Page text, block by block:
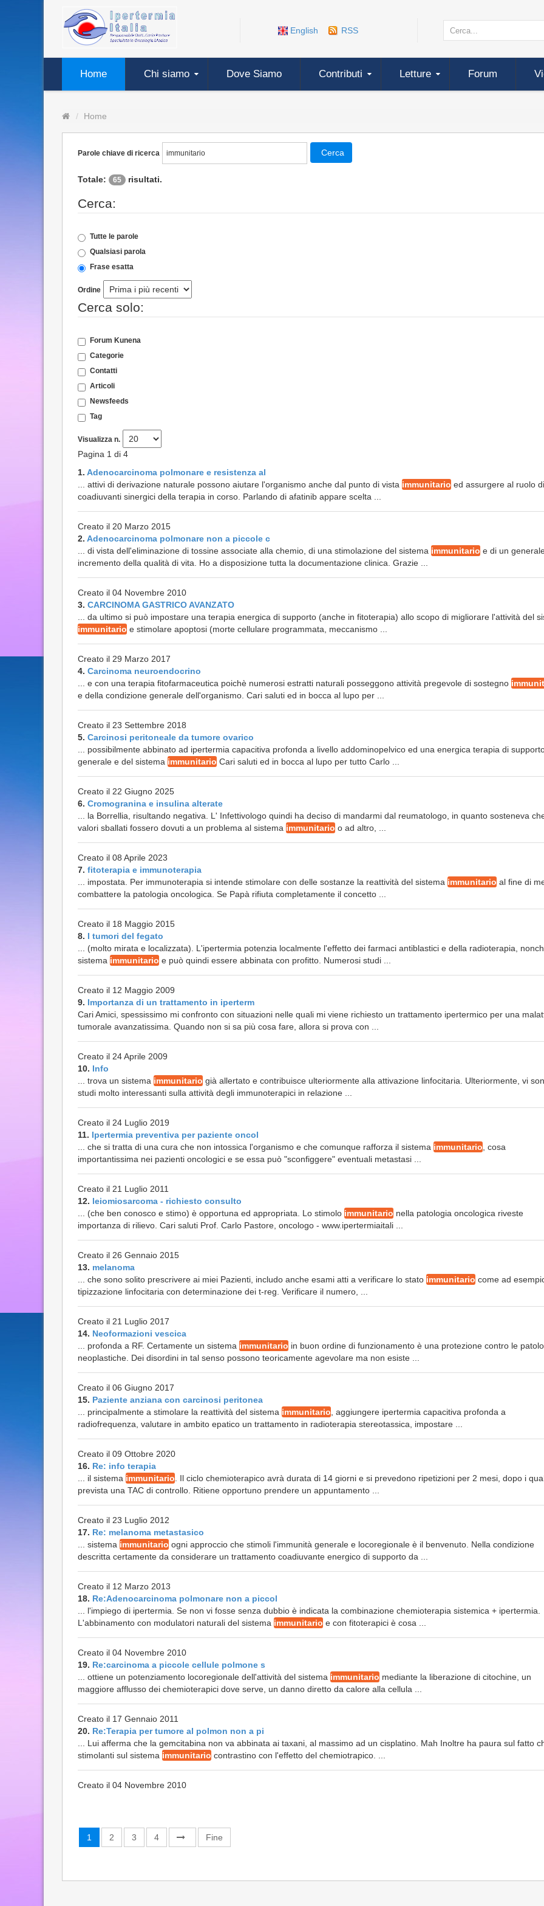
English RSS
Home Chi siamo Dove Siamo Contributi Letture Forum
Home
Parole chiave di ricerca Cerca
Totale: 65 risultati.
Cerca:
Tutte le parole
Qualsiasi parola
Frase esatta
Ordine
Cerca solo:
Forum Kunena
Categorie
Contatti
Articoli
Newsfeeds
Tag
Visualizza n.
Pagina 1 di 4
1. Adenocarcinoma polmonare e resistenza al
... attivi di derivazione naturale possono aiutare l'organismo anche dal punto di vista immunitario ed assurgere al ruolo di
coadiuvanti sinergici della terapia in corso. Parlando di afatinib appare scelta ...
Creato il 20 Marzo 2015
2. Adenocarcinoma polmonare non a piccole c
... di vista dell'eliminazione di tossine associate alla chemio, di una stimolazione del sistema immunitario e di un
incremento della qualità di vita. Ho a disposizione tutta la documentazione clinica. Grazie ...
Creato il 04 Novembre 2010
3. CARCINOMA GASTRICO AVANZATO
... da ultimo si può impostare una terapia energica di supporto (anche in fitoterapia) allo scopo di migliorare l'attività del
immunitario e stimolare apoptosi (morte cellulare programmata, meccanismo ...
Creato il 29 Marzo 2017
4. Carcinoma neuroendocrino
... e con una terapia fitofarmaceutica poichè numerosi estratti naturali posseggono attività pregevole di sostegno
e della condizione generale dell'organismo. Cari saluti ed in bocca al lupo per ...
Creato il 23 Settembre 2018
5. Carcinosi peritoneale da tumore ovarico
... possibilmente abbinato ad ipertermia capacitiva profonda a livello addominopelvico ed una energica terapia di
generale e del sistema immunitario Cari saluti ed in bocca al lupo per tutto Carlo ...
Creato il 22 Giugno 2025
6. Cromogranina e insulina alterate
... la Borrellia, risultando negativa. L' Infettivologo quindi ha deciso di mandarmi dal reumatologo, in quanto sosteneva
valori sballati fossero dovuti a un problema al sistema immunitario o ad altro, ...
Creato il 08 Aprile 2023
7. fitoterapia e immunoterapia
... impostata. Per immunoterapia si intende stimolare con delle sostanze la reattività del sistema immunitario al fine di
combattere la patologia oncologica. Se Papà rifiuta completamente il concetto ...
Creato il 18 Maggio 2015
8. I tumori del fegato
... (molto mirata e localizzata). L'ipertermia potenzia localmente l'effetto dei farmaci antiblastici e della radioterapia,
sistema immunitario e può quindi essere abbinata con profitto. Numerosi studi ...
Creato il 12 Maggio 2009
9. Importanza di un trattamento in iperterm
Cari Amici, spessissimo mi confronto con situazioni nelle quali mi viene richiesto un trattamento ipertermico per una
tumorale avanzatissima. Quando non si sa più cosa fare, allora si prova con ...
Creato il 24 Aprile 2009
10. Info
... trova un sistema immunitario già allertato e contribuisce ulteriormente alla attivazione linfocitaria. Ulteriormente, vi
studi molto interessanti sulla attività degli immunoterapici in relazione ...
Creato il 24 Luglio 2019
11. Ipertermia preventiva per paziente oncol
... che si tratta di una cura che non intossica l'organismo e che comunque rafforza il sistema immunitario , cosa
importantissima nei pazienti oncologici e se essa può "sconfiggere" eventuali metastasi ...
Creato il 21 Luglio 2011
12. leiomiosarcoma - richiesto consulto
... (che ben conosco e stimo) è opportuna ed appropriata. Lo stimolo immunitario nella patologia oncologica riveste
importanza di rilievo. Cari saluti Prof. Carlo Pastore, oncologo - www.ipertermiaitali ...
Creato il 26 Gennaio 2015
13. melanoma
... che sono solito prescrivere ai miei Pazienti, includo anche esami atti a verificare lo stato immunitario come ad
tipizzazione linfocitaria con determinazione dei t-reg. Verificare il numero, ...
Creato il 21 Luglio 2017
14. Neoformazioni vescica
... profonda a RF. Certamente un sistema immunitario in buon ordine di funzionamento è una protezione contro le
neoplastiche. Dei disordini in tal senso possono teoricamente agevolare ma non esiste ...
Creato il 06 Giugno 2017
15. Paziente anziana con carcinosi peritonea
... principalmente a stimolare la reattività del sistema immunitario , aggiungere ipertermia capacitiva profonda a
radiofrequenza, valutare in ambito epatico un trattamento in radioterapia stereotassica, impostare ...
Creato il 09 Ottobre 2020
16. Re: info terapia
... il sistema immunitario . Il ciclo chemioterapico avrà durata di 14 giorni e si prevedono ripetizioni per 2 mesi, dopo i
prevista una TAC di controllo. Ritiene opportuno prendere un appuntamento ...
Creato il 23 Luglio 2012
17. Re: melanoma metastasico
... sistema immunitario ogni approccio che stimoli l'immunità generale e locoregionale è il benvenuto. Nella condizione
descritta certamente da considerare un trattamento coadiuvante energico di supporto da ...
Creato il 12 Marzo 2013
18. Re:Adenocarcinoma polmonare non a piccol
... l'impiego di ipertermia. Se non vi fosse senza dubbio è indicata la combinazione chemioterapia sistemica + ipertermia.
L'abbinamento con modulatori naturali del sistema immunitario e con fitoterapici è cosa ...
Creato il 04 Novembre 2010
19. Re:carcinoma a piccole cellule polmone s
... ottiene un potenziamento locoregionale dell'attività del sistema immunitario mediante la liberazione di citochine, un
maggiore afflusso dei chemioterapici dove serve, un danno diretto da calore alla cellula ...
Creato il 17 Gennaio 2011
20. Re:Terapia per tumore al polmon non a pi
... Lui afferma che la gemcitabina non va abbinata ai taxani, al massimo ad un cisplatino. Mah Inoltre ha paura sul fatto
stimolanti sul sistema immunitario contrastino con l'effetto del chemiotrapico. ...
Creato il 04 Novembre 2010
1 2 3 4 Fine